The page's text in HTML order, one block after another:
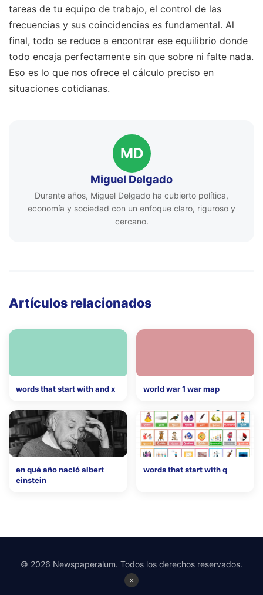
tareas de tu equipo de trabajo, el control de las
frecuencias y sus coincidencias es fundamental. Al
final, todo se reduce a encontrar ese equilibrio donde
todo encaja perfectamente sin que sobre ni falte nada.
Eso es lo que nos ofrece el cálculo preciso en
situaciones cotidianas.
MD
Miguel Delgado
Durante años, Miguel Delgado ha cubierto política,
economía y sociedad con un enfoque claro, riguroso y
cercano.
Artículos relacionados
words that start with and x world war 1 war map
en qué año nació albert
einstein
words that start with q
×
© 2026 Newspaperalum. Todos los derechos reservados.